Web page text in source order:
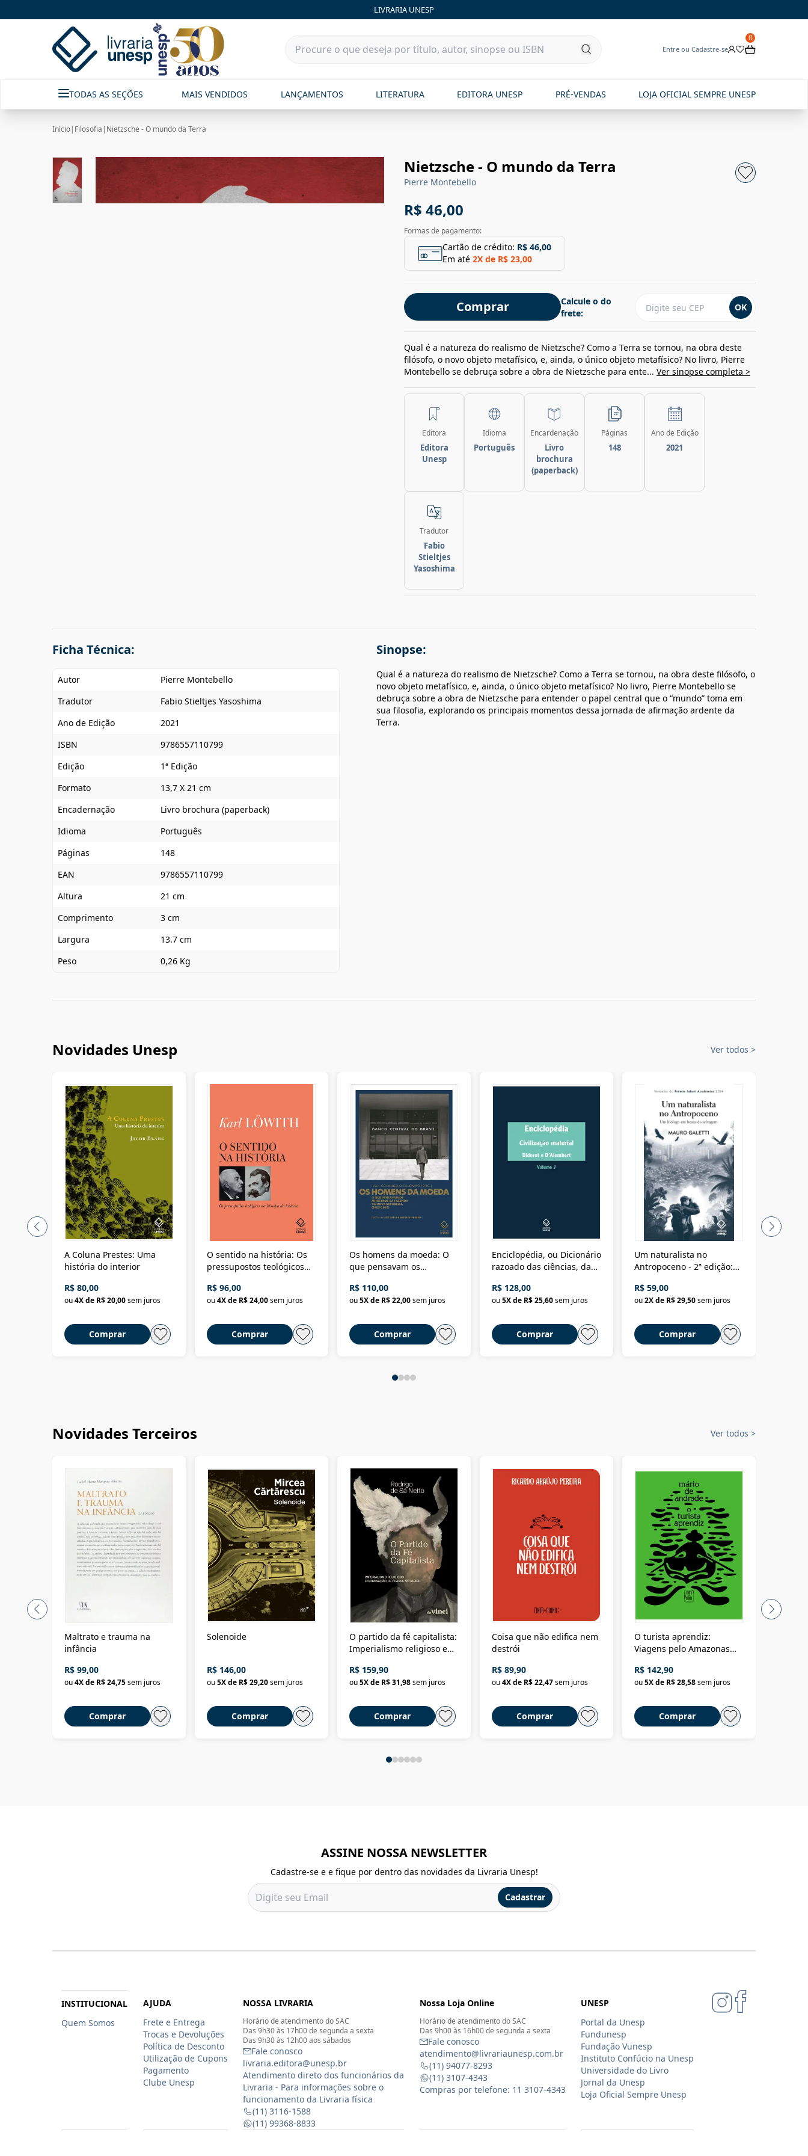
LIVRARIA UNESP
Entre ou Cadastre-se
0
TODAS AS SEÇÕES MAIS VENDIDOS LANÇAMENTOS LITERATURA EDITORA UNESP PRÉ-VENDAS LOJA OFICIAL SEMPRE UNESP
Início| Filosofia | Nietzsche - O mundo da Terra
Nietzsche - O mundo da Terra
Pierre Montebello
R$ 46,00
Formas de pagamento:
Cartão de crédito: R$ 46,00
Em até 2X de R$ 23,00
Comprar
Calcule o do
frete:
OK
Qual é a natureza do realismo de Nietzsche? Como a Terra se tornou, na obra deste
filósofo, o novo objeto metafísico, e, ainda, o único objeto metafísico? No livro, Pierre
Montebello se debruça sobre a obra de Nietzsche para ente... Ver sinopse completa >
Editora
Editora
Unesp
Idioma
Português
Encardenação
Livro
brochura
(paperback)
Páginas
148
Ano de Edição
2021
Tradutor
Fabio
Stieltjes
Yasoshima
Ficha Técnica:
Autor
Pierre Montebello
Tradutor
Fabio Stieltjes Yasoshima
Ano de Edição
2021
ISBN
9786557110799
Edição
1ª Edição
Formato
13,7 X 21 cm
Encadernação
Livro brochura (paperback)
Idioma
Português
Páginas
148
EAN
9786557110799
Altura
21 cm
Comprimento
3 cm
Largura
13.7 cm
Peso
0,26 Kg
Sinopse:
Qual é a natureza do realismo de Nietzsche? Como a Terra se tornou, na obra deste filósofo, o
novo objeto metafísico, e, ainda, o único objeto metafísico? No livro, Pierre Montebello se
debruça sobre a obra de Nietzsche para entender o papel central que o “mundo” toma em
sua filosofia, explorando os principais momentos dessa jornada de afirmação ardente da
Terra.
Novidades Unesp Ver todos >
A Coluna Prestes: Uma
história do interior
R$ 80,00
ou4X de R$ 20,00sem juros
Comprar
O sentido na história: Os
pressupostos teológicos
R$ 96,00
ou4X de R$ 24,00sem juros
Comprar
Os homens da moeda: O
que pensavam os
Nova República (1985-
2018)
R$ 110,00
ou5X de R$ 22,00sem juros
Comprar
Enciclopédia, ou Dicionário
razoado das ciências, das
Civilização material
R$ 128,00
ou5X de R$ 25,60sem juros
Comprar
Um naturalista no
Antropoceno - 2ª edição:
selvagem
R$ 59,00
ou2X de R$ 29,50sem juros
Comprar
Novidades Terceiros Ver todos >
Maltrato e trauma na
infância
R$ 99,00
ou4X de R$ 24,75sem juros
Comprar
Solenoide
R$ 146,00
ou5X de R$ 29,20sem juros
Comprar
O partido da fé capitalista:
Imperialismo religioso e
Brasil
R$ 159,90
ou5X de R$ 31,98sem juros
Comprar
Coisa que não edifica nem
destrói
R$ 89,90
ou4X de R$ 22,47sem juros
Comprar
O turista aprendiz:
Viagens pelo Amazonas
até a Bolívia e por Marajó
até dizer chega
R$ 142,90
ou5X de R$ 28,58sem juros
Comprar
ASSINE NOSSA NEWSLETTER
Cadastre-se e e fique por dentro das novidades da Livraria Unesp!
Cadastrar
INSTITUCIONAL
Quem Somos
AJUDA
Frete e Entrega
Trocas e Devoluções
Política de Desconto
Utilização de Cupons
Pagamento
Clube Unesp
NOSSA LIVRARIA
Horário de atendimento do SAC
Das 9h30 às 17h00 de segunda a sexta
Das 9h30 às 12h00 aos sábados
Fale conosco
livraria.editora@unesp.br
Atendimento direto dos funcionários da
Livraria - Para informações sobre o
funcionamento da Livraria física
(11) 3116-1588
(11) 99368-8833
Nossa Loja Online
Horário de atendimento do SAC
Das 9h00 às 16h00 de segunda a sexta
Fale conosco
atendimento@livrariaunesp.com.br
(11) 94077-8293
(11) 3107-4343
Compras por telefone: 11 3107-4343
UNESP
Portal da Unesp
Fundunesp
Fundação Vunesp
Instituto Confúcio na Unesp
Universidade do Livro
Jornal da Unesp
Loja Oficial Sempre Unesp